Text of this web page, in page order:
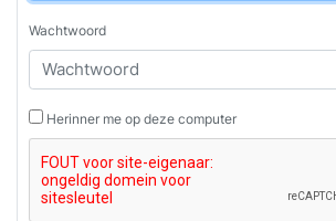
Wachtwoord
Herinner me op deze computer